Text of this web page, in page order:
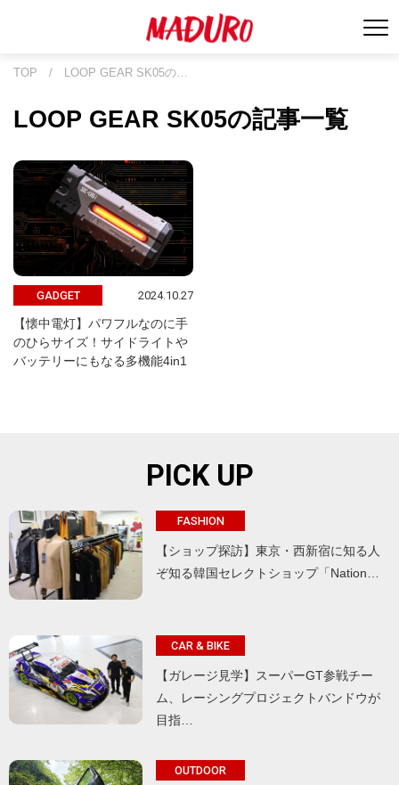
TOP / LOOP GEAR SK05の…
LOOP GEAR SK05の記事一覧
GADGET 2024.10.27
【懐中電灯】パワフルなのに手
のひらサイズ！サイドライトや
バッテリーにもなる多機能4in1
PICK UP
FASHION
【ショップ探訪】東京・西新宿に知る人
ぞ知る韓国セレクトショップ「Nation…
CAR & BIKE
【ガレージ見学】スーパーGT参戦チー
ム、レーシングプロジェクトバンドウが
目指…
OUTDOOR